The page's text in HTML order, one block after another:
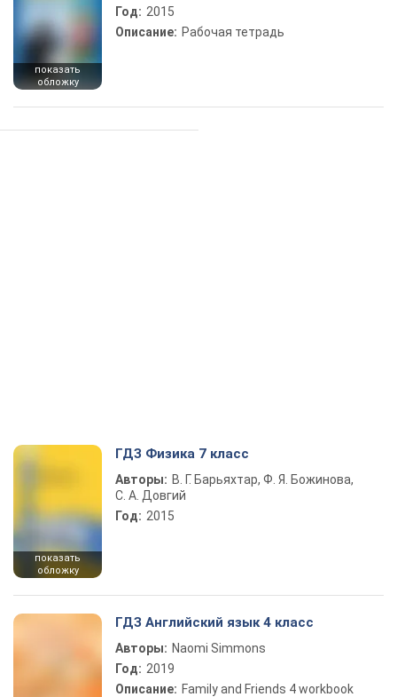
показать
обложку
Год: 2015
Описание: Рабочая тетрадь
показать
обложку
ГДЗ Физика 7 класс
Авторы: В. Г. Барьяхтар, Ф. Я. Божинова,
С. А. Довгий
Год: 2015
ГДЗ Английский язык 4 класс
Авторы: Naomi Simmons
Год: 2019
Описание: Family and Friends 4 workbook